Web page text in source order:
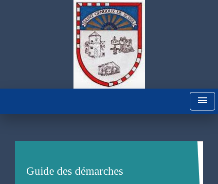
menu
Guide des démarches